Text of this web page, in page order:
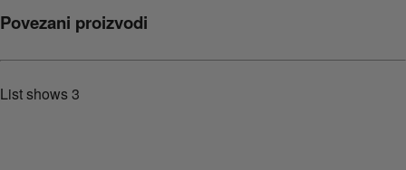
Povezani proizvodi
List shows3